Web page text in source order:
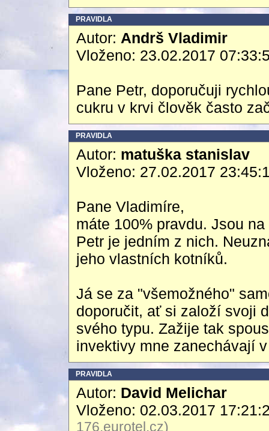
PRAVIDLA
Autor: Andrš Vladimir
Vloženo: 23.02.2017
Pane Petr, doporučuji
cukru v krvi člověk často
PRAVIDLA
Autor: matuška stanislav
Vloženo: 27.02.2017
Pane Vladimíre,
máte 100% pravdu. Jsou
Petr je jedním z nich.
jeho vlastních kotníků.
Já se za "všemožného"
doporučit, ať si založí svoji
svého typu. Zažije tak
invektivy mne zanechávají
PRAVIDLA
Autor: David Melichar
Vloženo: 02.03.2017
176.eurotel.cz)